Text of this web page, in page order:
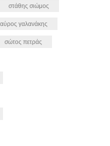
στάθης σιώμος
γαλανάκης
σώτος πετράς